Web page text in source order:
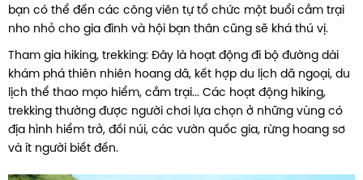
bạn có thể đến các công viên tự tổ chức một buổi cắm trại
nho nhỏ cho gia đình và hội bạn thân cũng sẽ khá thú vị.
Tham gia hiking, trekking: Đây là hoạt động đi bộ đường dài
khám phá thiên nhiên hoang dã, kết hợp du lịch dã ngoại, du
lịch thể thao mạo hiểm, cắm trại... Các hoạt động hiking,
trekking thường được người chơi lựa chọn ở những vùng có
địa hình hiểm trở, đồi núi, các vườn quốc gia, rừng hoang sơ
và ít người biết đến.